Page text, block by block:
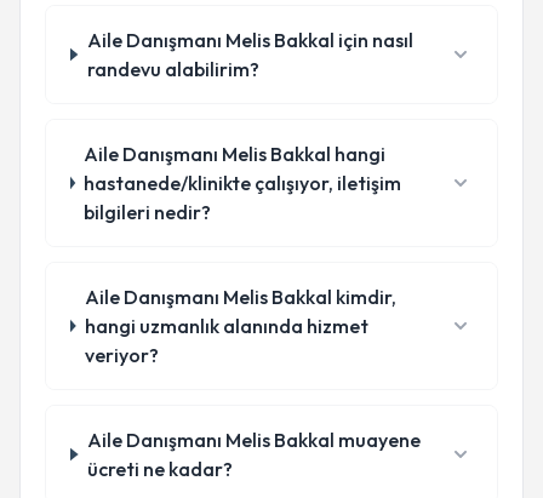
Aile Danışmanı Melis Bakkal için nasıl
randevu alabilirim?
Aile Danışmanı Melis Bakkal hangi
hastanede/klinikte çalışıyor, iletişim
bilgileri nedir?
Aile Danışmanı Melis Bakkal kimdir,
hangi uzmanlık alanında hizmet
veriyor?
Aile Danışmanı Melis Bakkal muayene
ücreti ne kadar?